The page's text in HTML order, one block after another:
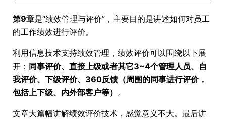
第9章是“绩效管理与评价”，主要目的是讲述如何对员工
的工作绩效进行评价。
利用信息技术支持绩效管理，绩效评价可以围绕以下展
开： 同事评价、直接上级或者其它3~4个管理人员、自
我评价、下级评价、360反馈（周围的同事进行评价，
包括上下级、内外部客户等） 。
文章大篇幅讲解绩效评价技术，感觉意义不大。最后讲